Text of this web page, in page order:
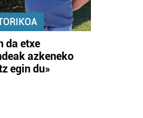
da etxe
azkeneko
egin du»